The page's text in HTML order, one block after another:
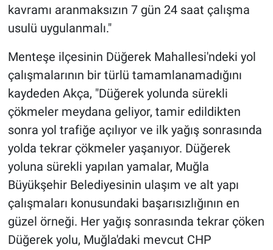
kavramı aranmaksızın 7 gün 24 saat çalışma
usulü uygulanmalı."
Menteşe ilçesinin Düğerek Mahallesi'ndeki yol
çalışmalarının bir türlü tamamlanamadığını
kaydeden Akça, "Düğerek yolunda sürekli
çökmeler meydana geliyor, tamir edildikten
sonra yol trafiğe açılıyor ve ilk yağış sonrasında
yolda tekrar çökmeler yaşanıyor. Düğerek
yoluna sürekli yapılan yamalar, Muğla
Büyükşehir Belediyesinin ulaşım ve alt yapı
çalışmaları konusundaki başarısızlığının en
güzel örneği. Her yağış sonrasında tekrar çöken
Düğerek yolu, Muğla'daki mevcut CHP